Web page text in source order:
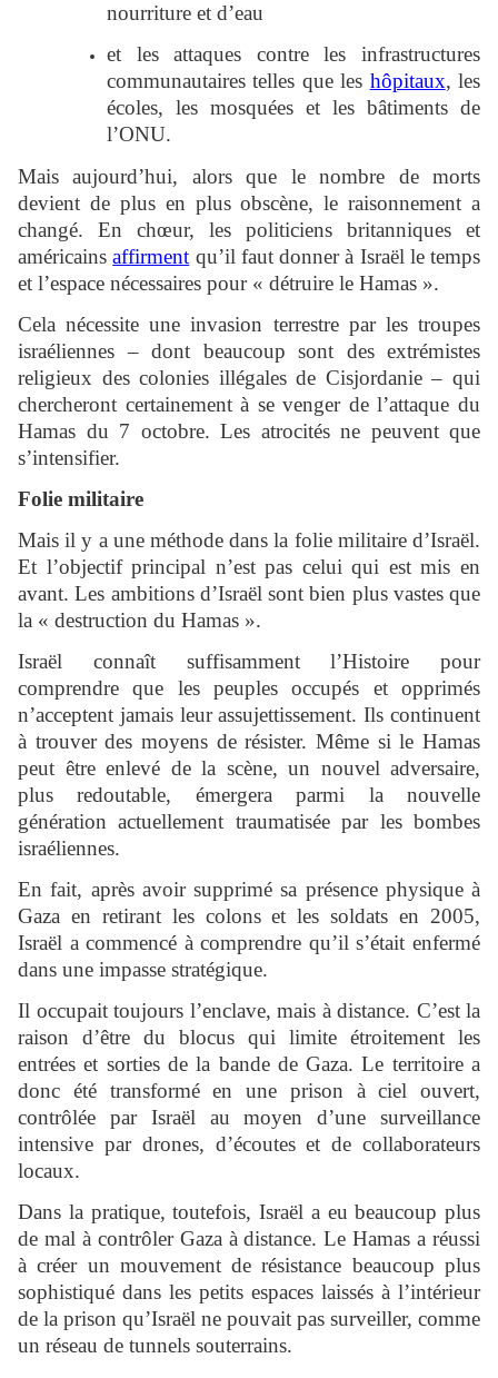
nourriture et d’eau
et les attaques contre les infrastructures
communautaires telles que les hôpitaux, les
écoles, les mosquées et les bâtiments de
l’ONU.
Mais aujourd’hui, alors que le nombre de morts
devient de plus en plus obscène, le raisonnement a
changé. En chœur, les politiciens britanniques et
américainsaffirment qu’il faut donner à Israël le temps
et l’espace nécessaires pour « détruire le Hamas ».
Cela nécessite une invasion terrestre par les troupes
israéliennes – dont beaucoup sont des extrémistes
religieux des colonies illégales de Cisjordanie – qui
chercheront certainement à se venger de l’attaque du
Hamas du 7 octobre. Les atrocités ne peuvent que
s’intensifier.
Folie militaire
Mais il y a une méthode dans la folie militaire d’Israël.
Et l’objectif principal n’est pas celui qui est mis en
avant. Les ambitions d’Israël sont bien plus vastes que
la « destruction du Hamas ».
Israël connaît suffisamment l’Histoire pour
comprendre que les peuples occupés et opprimés
n’acceptent jamais leur assujettissement. Ils continuent
à trouver des moyens de résister. Même si le Hamas
peut être enlevé de la scène, un nouvel adversaire,
plus redoutable, émergera parmi la nouvelle
génération actuellement traumatisée par les bombes
israéliennes.
En fait, après avoir supprimé sa présence physique à
Gaza en retirant les colons et les soldats en 2005,
Israël a commencé à comprendre qu’il s’était enfermé
dans une impasse stratégique.
Il occupait toujours l’enclave, mais à distance. C’est la
raison d’être du blocus qui limite étroitement les
entrées et sorties de la bande de Gaza. Le territoire a
donc été transformé en une prison à ciel ouvert,
contrôlée par Israël au moyen d’une surveillance
intensive par drones, d’écoutes et de collaborateurs
locaux.
Dans la pratique, toutefois, Israël a eu beaucoup plus
de mal à contrôler Gaza à distance. Le Hamas a réussi
à créer un mouvement de résistance beaucoup plus
sophistiqué dans les petits espaces laissés à l’intérieur
de la prison qu’Israël ne pouvait pas surveiller, comme
un réseau de tunnels souterrains.